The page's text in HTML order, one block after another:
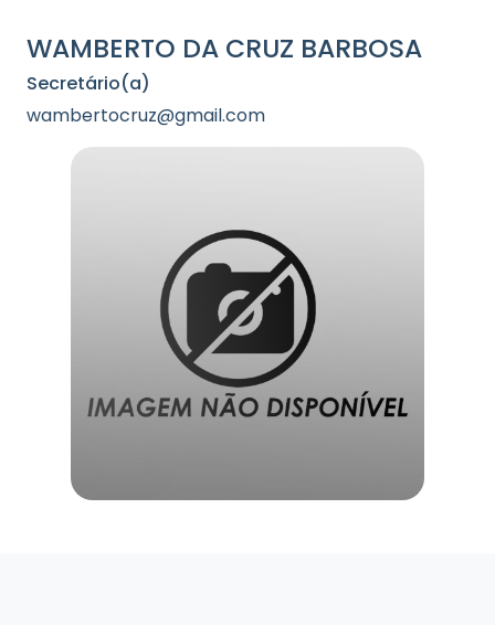
WAMBERTO DA CRUZ BARBOSA
Secretário(a)
wambertocruz@gmail.com